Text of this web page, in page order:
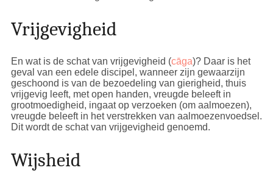
Vrijgevigheid
En wat is de schat van vrijgevigheid (cāga)? Daar is het
geval van een edele discipel, wanneer zijn gewaarzijn
geschoond is van de bezoedeling van gierigheid, thuis
vrijgevig leeft, met open handen, vreugde beleeft in
grootmoedigheid, ingaat op verzoeken (om aalmoezen),
vreugde beleeft in het verstrekken van aalmoezenvoedsel.
Dit wordt de schat van vrijgevigheid genoemd.
Wijsheid